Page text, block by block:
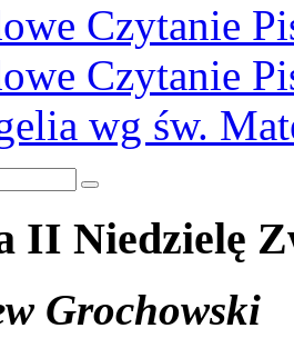
Czytanie
Czytanie
wg św.
II Niedzielę
Grochowski